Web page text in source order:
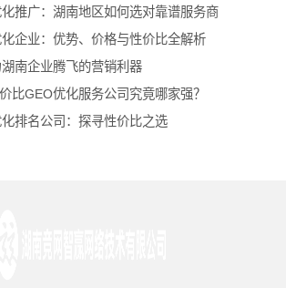
推广：湖南地区如何选对靠谱服务商
企业：优势、价格与性价比全解析
南企业腾飞的营销利器
比GEO优化服务公司究竟哪家强？
排名公司：探寻性价比之选